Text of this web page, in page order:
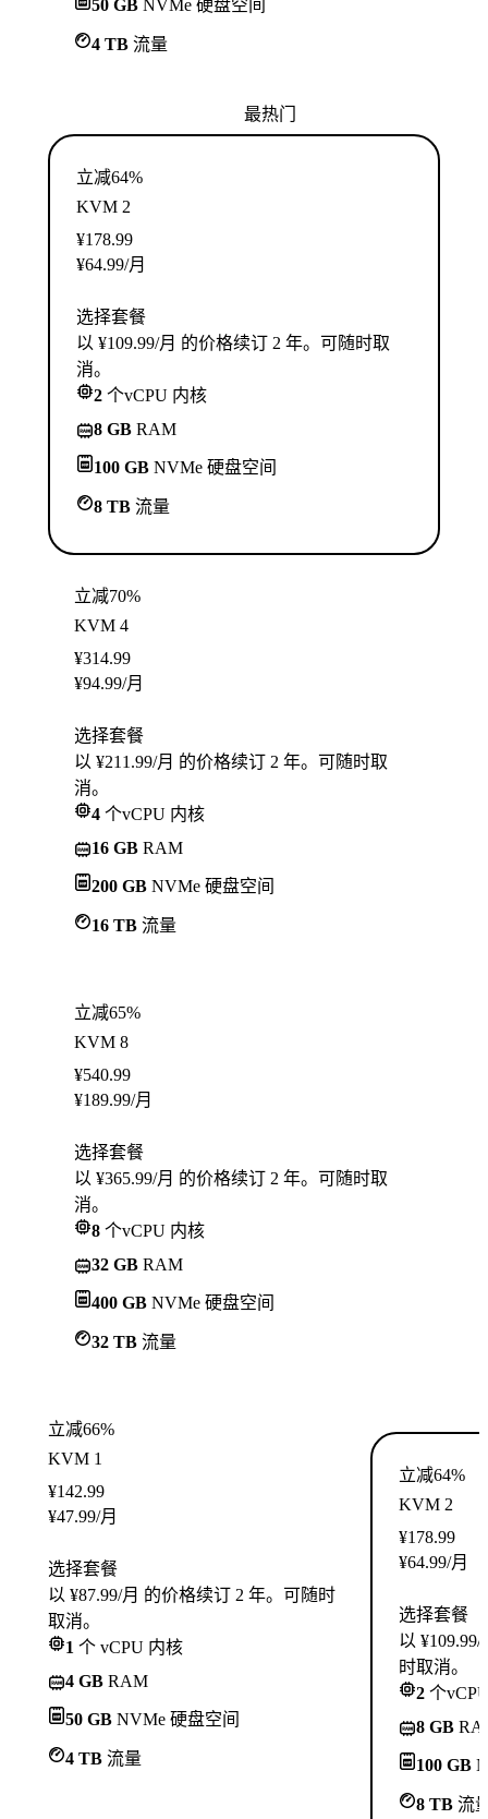
50 GB NVMe 硬盘空间
4 TB 流量
最热门
立减64%
KVM 2
¥178.99
¥64.99/月
选择套餐
以 ¥109.99/月 的价格续订 2 年。可随时取
消。
2 个vCPU 内核
8 GB RAM
100 GB NVMe 硬盘空间
8 TB 流量
立减70%
KVM 4
¥314.99
¥94.99/月
选择套餐
以 ¥211.99/月 的价格续订 2 年。可随时取
消。
4 个vCPU 内核
16 GB RAM
200 GB NVMe 硬盘空间
16 TB 流量
立减65%
KVM 8
¥540.99
¥189.99/月
选择套餐
以 ¥365.99/月 的价格续订 2 年。可随时取
消。
8 个vCPU 内核
32 GB RAM
400 GB NVMe 硬盘空间
32 TB 流量
立减66%
KVM 1
¥142.99
¥47.99/月
选择套餐
以 ¥87.99/月 的价格续订 2 年。可随时
取消。
1 个 vCPU 内核
4 GB RAM
50 GB NVMe 硬盘空间
4 TB 流量
立减64%
KVM 2
¥178.99
¥64.99/月
选择套餐
以
时取消。
2 个
8 GB
100 GB
8 TB 流